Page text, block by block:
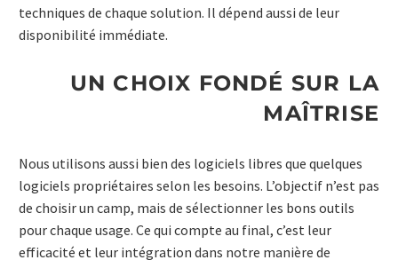
techniques de chaque solution. Il dépend aussi de leur
disponibilité immédiate.
UN CHOIX FONDÉ SUR LA
MAÎTRISE
Nous utilisons aussi bien des logiciels libres que quelques
logiciels propriétaires selon les besoins. L’objectif n’est pas
de choisir un camp, mais de sélectionner les bons outils
pour chaque usage. Ce qui compte au final, c’est leur
efficacité et leur intégration dans notre manière de